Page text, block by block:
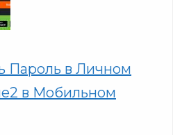
Пароль в Личном
в Мобильном